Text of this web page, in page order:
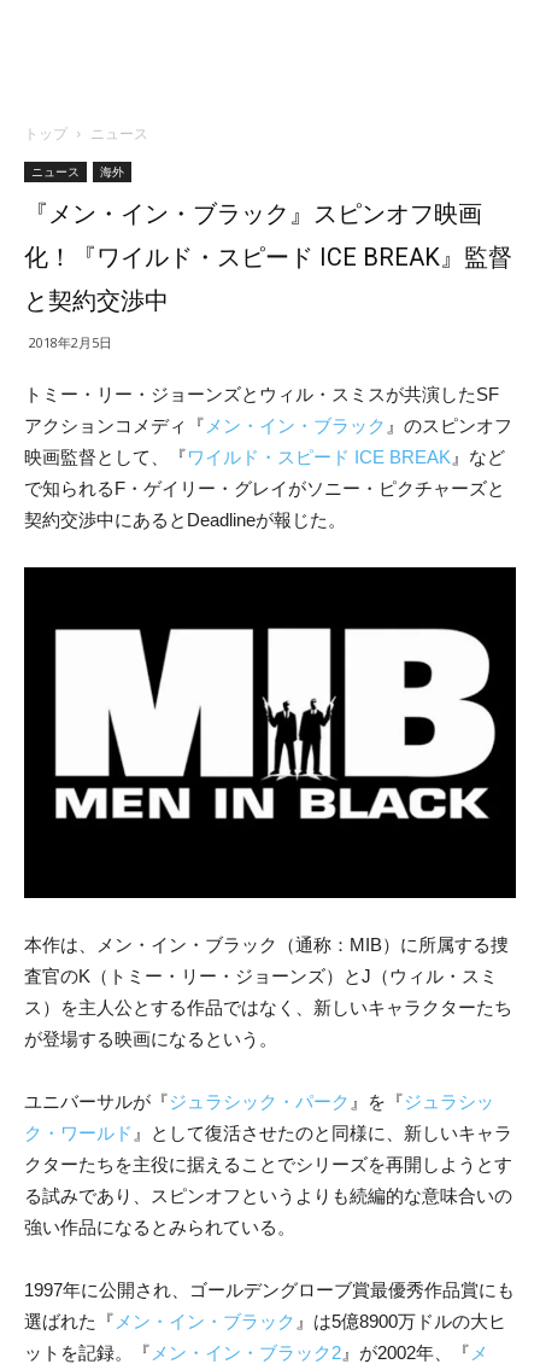
トップ ニュース
ニュース 海外
『メン・イン・ブラック』スピンオフ映画
化！『ワイルド・スピード ICE BREAK』監督
と契約交渉中
2018年2月5日
トミー・リー・ジョーンズとウィル・スミスが共演したSF
アクションコメディ『 メン・イン・ブラック 』のスピンオフ
映画監督として、『ワイルド・スピード ICE BREAK 』など
で知られるF・ゲイリー・グレイがソニー・ピクチャーズと
契約交渉中にあるとDeadlineが報じた。
本作は、メン・イン・ブラック（通称：MIB）に所属する捜
査官のK（トミー・リー・ジョーンズ）とJ（ウィル・スミ
ス）を主人公とする作品ではなく、新しいキャラクターたち
が登場する映画になるという。
ユニバーサルが『ジュラシック・パーク 』を『ジュラシッ
ク・ワールド 』として復活させたのと同様に、新しいキャラ
クターたちを主役に据えることでシリーズを再開しようとす
る試みであり、スピンオフというよりも続編的な意味合いの
強い作品になるとみられている。
1997年に公開され、ゴールデングローブ賞最優秀作品賞にも
選ばれた『 メン・イン・ブラック 』は5億8900万ドルの大ヒ
ットを記録。『 メン・イン・ブラック2 』が2002年、『 メ